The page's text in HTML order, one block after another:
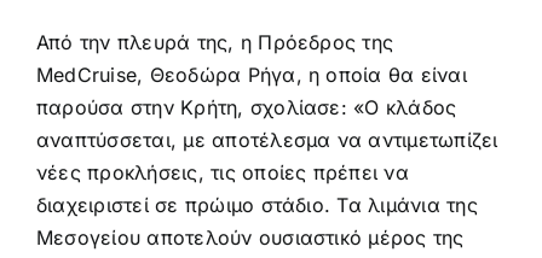
Από την πλευρά της, η Πρόεδρος της
MedCruise, Θεοδώρα Ρήγα, η οποία θα είναι
παρούσα στην Κρήτη, σχολίασε: «Ο κλάδος
αναπτύσσεται, με αποτέλεσμα να αντιμετωπίζει
νέες προκλήσεις, τις οποίες πρέπει να
διαχειριστεί σε πρώιμο στάδιο. Τα λιμάνια της
Μεσογείου αποτελούν ουσιαστικό μέρος της